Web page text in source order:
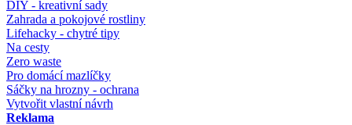
DIY - kreativní sady
Zahrada a pokojové rostliny
Lifehacky - chytré tipy
Na cesty
Zero waste
Pro domácí mazlíčky
Sáčky na hrozny - ochrana
Vytvořit vlastní návrh
Reklama